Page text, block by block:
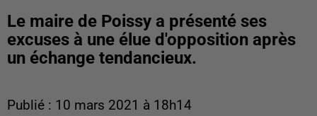
Le maire de Poissy a présenté ses
excuses à une élue d'opposition après
un échange tendancieux.
Publié : 10 mars 2021 à 18h14